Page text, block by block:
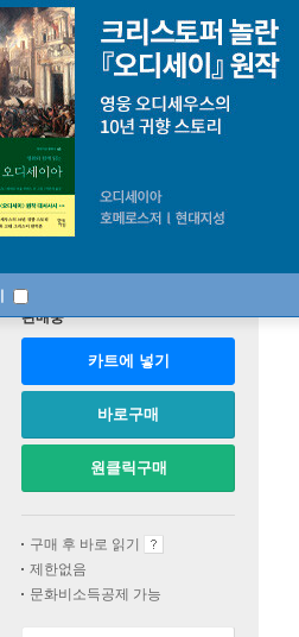
]
판매중
카트에 넣기
바로구매
원클릭구매
구매 후 바로 읽기
제한없음
문화비소득공제 가능